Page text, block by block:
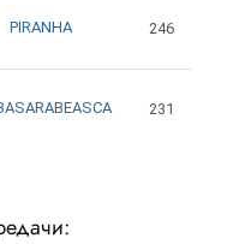
PIRANHA 246
231